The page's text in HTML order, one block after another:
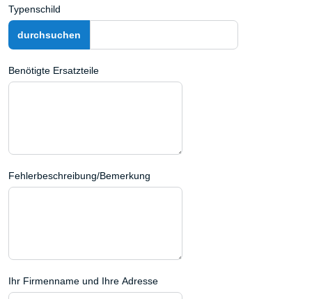
Typenschild
Benötigte Ersatzteile
Fehlerbeschreibung/Bemerkung
Ihr Firmenname und Ihre Adresse